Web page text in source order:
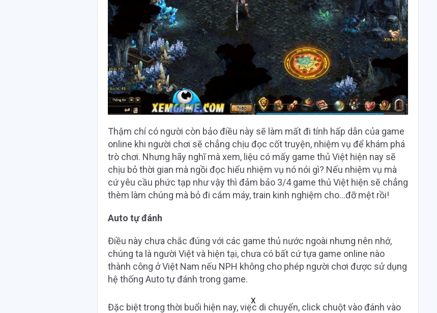
Thậm chí có người còn bảo điều này sẽ làm mất đi tính hấp dẫn của game
online khi người chơi sẽ chẳng chịu đọc cốt truyện, nhiệm vụ để khám phá
trò chơi. Nhưng hãy nghĩ mà xem, liệu có mấy game thủ Việt hiện nay sẽ
chịu bỏ thời gian mà ngồi đọc hiểu nhiệm vụ nó nói gì? Nếu nhiệm vụ mà
cứ yêu cầu phức tạp như vậy thì đảm bảo 3/4 game thủ Việt hiện sẽ chẳng
thèm làm chúng mà bỏ đi cắm máy, train kinh nghiệm cho…đỡ mệt rồi!
Auto tự đánh
Điều này chưa chắc đúng với các game thủ nước ngoài nhưng nên nhớ,
chúng ta là người Việt và hiện tại, chưa có bất cứ tựa game online nào
thành công ở Việt Nam nếu NPH không cho phép người chơi được sử dụng
hệ thống Auto tự đánh trong game.
X
Đặc biệt trong thời buổi hiện nay, việc di chuyển, click chuột vào đánh vào